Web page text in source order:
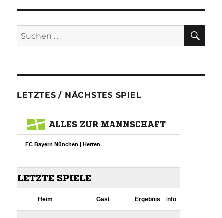
Suchen
nach:
LETZTES / NÄCHSTES SPIEL